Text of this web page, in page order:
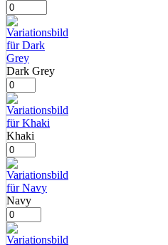
Dark Grey
Khaki
Navy